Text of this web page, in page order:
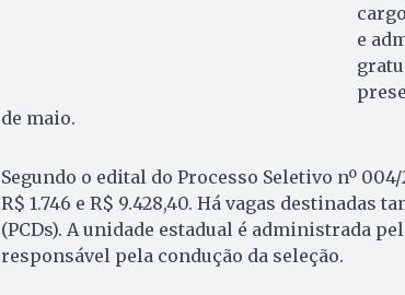
e
de maio.
Segundo o edital do Processo Seletivo nº
R$ 1.746 e R$ 9.428,40. Há vagas destinadas
(PCDs). A unidade estadual é administrada
responsável pela condução da seleção.